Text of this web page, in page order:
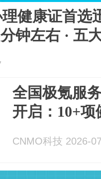
健康证首选
钟左右 · 五
全国极氪服
开启：10+项
CNMO科技 2026-